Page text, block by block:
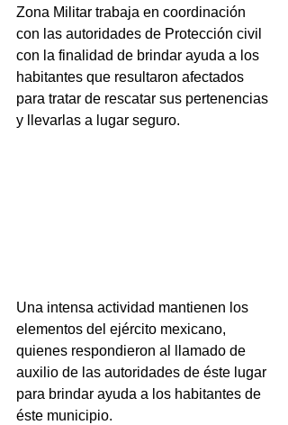
Zona Militar trabaja en coordinación
con las autoridades de Protección civil
con la finalidad de brindar ayuda a los
habitantes que resultaron afectados
para tratar de rescatar sus pertenencias
y llevarlas a lugar seguro.
Una intensa actividad mantienen los
elementos del ejército mexicano,
quienes respondieron al llamado de
auxilio de las autoridades de éste lugar
para brindar ayuda a los habitantes de
éste municipio.